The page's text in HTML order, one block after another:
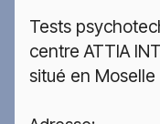
Tests
centre ATTIA
situé en Moselle